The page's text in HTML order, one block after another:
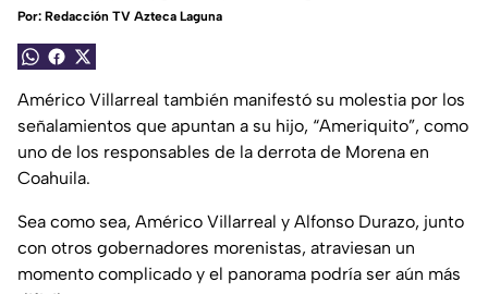
Por: Redacción TV Azteca Laguna
Américo Villarreal también manifestó su molestia por los
señalamientos que apuntan a su hijo, “Ameriquito”, como
uno de los responsables de la derrota de Morena en
Coahuila.
Sea como sea, Américo Villarreal y Alfonso Durazo, junto
con otros gobernadores morenistas, atraviesan un
momento complicado y el panorama podría ser aún más